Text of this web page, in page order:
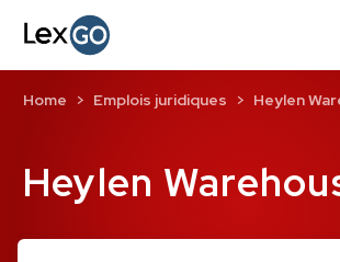
Heylen
Home Emplois juridiques Heylen